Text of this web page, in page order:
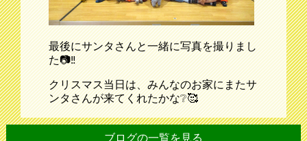
最後にサンタさんと一緒に写真を撮りまし
た📷‼
クリスマス当日は、みんなのお家にまたサ
ンタさんが来てくれたかな❔🥰
ブログの一覧を見る